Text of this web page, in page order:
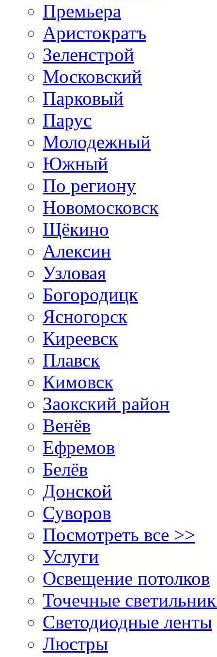
Премьера
Аристократъ
Зеленстрой
Московский
Парковый
Парус
Молодежный
Южный
По региону
Новомосковск
Щёкино
Алексин
Узловая
Богородицк
Ясногорск
Киреевск
Плавск
Кимовск
Заокский район
Венёв
Ефремов
Белёв
Донской
Суворов
Посмотреть все >>
Услуги
Освещение потолков
Точечные
Светодиодные ленты
Люстры